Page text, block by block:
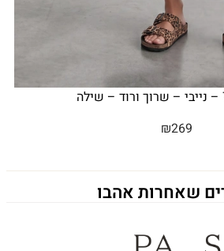
₪269
שאחרות אהבו